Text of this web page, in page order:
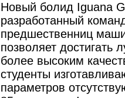
Новый болид Iguana
разработанный
предшественниц
позволяет достигать
более высоким
студенты
параметров